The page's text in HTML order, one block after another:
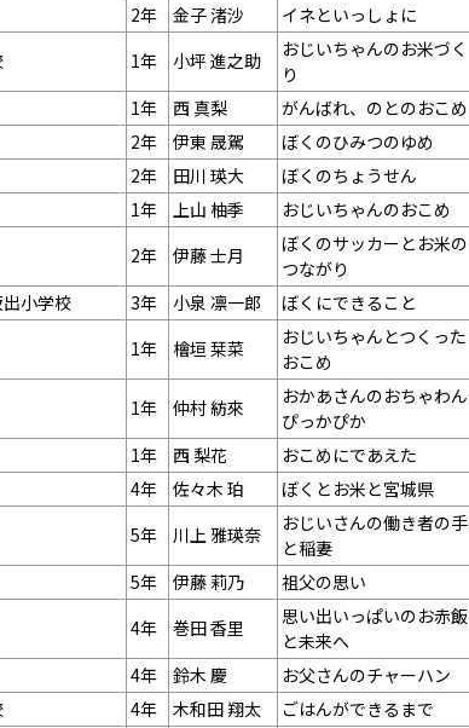
2年 金子 渚沙
イネといっしょに
1年 小坪 進之助
おじいちゃんのお米づく
り
1年 西 真梨
がんばれ、のとのおこめ
2年 伊東 晟駕
ぼくのひみつのゆめ
2年 田川 瑛大
ぼくのちょうせん
1年 上山 柚季
おじいちゃんのおこめ
2年 伊藤 士月
ぼくのサッカーとお米の
つながり
小学校 3年 小泉 凛一郎
ぼくにできること
1年 檜垣 栞菜
おじいちゃんとつくった
おこめ
1年 仲村 紡來
おかあさんのおちゃわん
ぴっかぴか
1年 西 梨花 おこめにであえた
4年 佐々木 珀
ぼくとお米と宮城県
5年 川上 雅瑛奈
おじいさんの働き者の手
と稲妻
5年 伊藤 莉乃
祖父の思い
4年 巻田 香里
思い出いっぱいのお赤飯
と未来へ
4年 鈴木 慶
お父さんのチャーハン
4年 木和田 翔太
ごはんができるまで